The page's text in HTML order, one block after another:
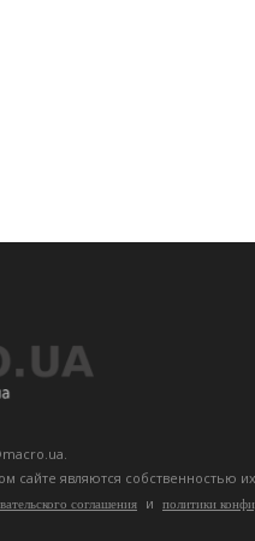
сайте являются собственностью
соглашения и политики